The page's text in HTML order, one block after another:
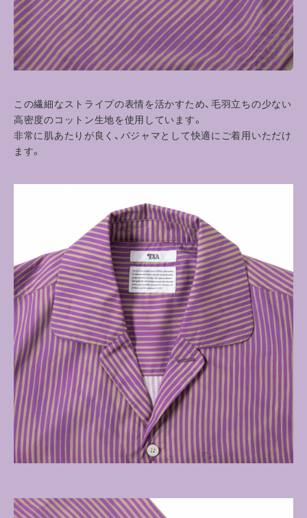
この繊細なストライプの表情を活かすため、毛羽立ちの少ない
高密度のコットン生地を使用しています。
非常に肌あたりが良く、パジャマとして快適にご着用いただけ
ます。